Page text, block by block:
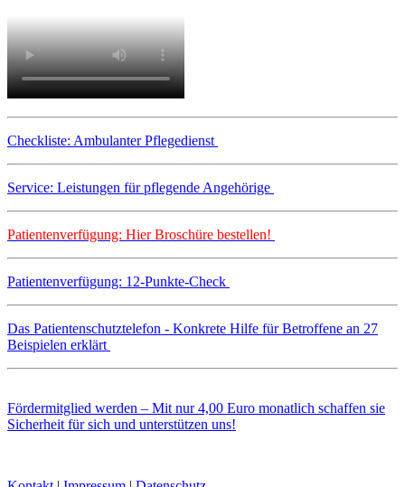
Checkliste: Ambulanter Pflegedienst
Service: Leistungen für pflegende Angehörige
Patientenverfügung: Hier Broschüre bestellen!
Patientenverfügung: 12-Punkte-Check
Das Patientenschutztelefon - Konkrete Hilfe für Betroffene an 27
Beispielen erklärt
Fördermitglied werden – Mit nur 4,00 Euro monatlich schaffen sie
Sicherheit für sich und unterstützen uns!